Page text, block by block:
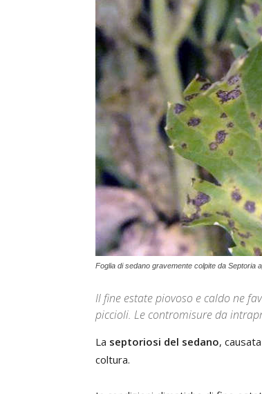
Foglia di sedano gravemente colpite da Septoria
Il fine estate piovoso e caldo ne
piccioli. Le contromisure da
La septoriosi del sedano,
coltura.